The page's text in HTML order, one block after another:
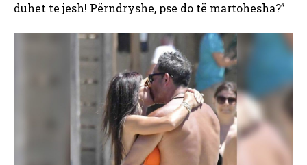
duhet te jesh! Përndryshe, pse do të martohesha?”